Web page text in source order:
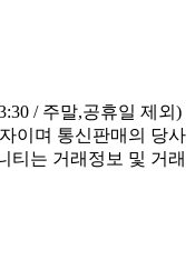
/ 주말,공휴일 제외)
이며 통신판매의 당사
티는 거래정보 및 거래